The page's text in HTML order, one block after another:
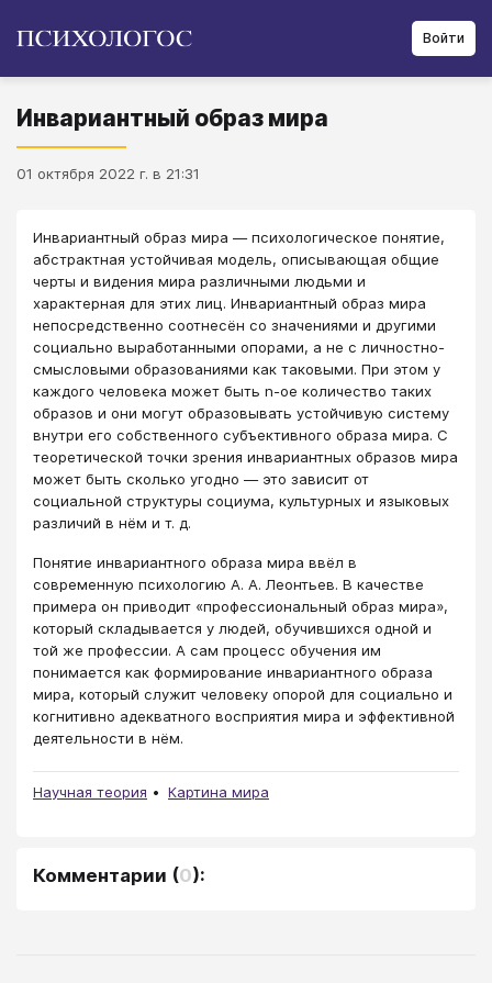
Войти
Инвариантный образ мира
01 октября 2022 г. в 21:31
Инвариантный образ мира — психологическое понятие,
абстрактная устойчивая модель, описывающая общие
черты и видения мира различными людьми и
характерная для этих лиц. Инвариантный образ мира
непосредственно соотнесён со значениями и другими
социально выработанными опорами, а не с личностно-
смысловыми образованиями как таковыми. При этом у
каждого человека может быть n-ое количество таких
образов и они могут образовывать устойчивую систему
внутри его собственного субъективного образа мира. С
теоретической точки зрения инвариантных образов мира
может быть сколько угодно — это зависит от
социальной структуры социума, культурных и языковых
различий в нём и т. д.
Понятие инвариантного образа мира ввёл в
современную психологию А. А. Леонтьев. В качестве
примера он приводит «профессиональный образ мира»,
который складывается у людей, обучившихся одной и
той же профессии. А сам процесс обучения им
понимается как формирование инвариантного образа
мира, который служит человеку опорой для социально и
когнитивно адекватного восприятия мира и эффективной
деятельности в нём.
Научная теория Картина мира
Комментарии (0):